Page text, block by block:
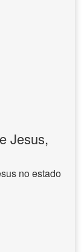
Jesus,
no estado